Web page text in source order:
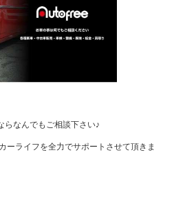
らなんでもご相談下さい♪
ーライフを全力でサポートさせて頂きま